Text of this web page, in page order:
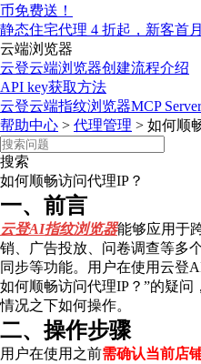
币免费送！
静态住宅代理 4 折起，新客首
云端浏览器
云登云端浏览器创建流程介绍
API key获取方法
云登云端指纹浏览器MCP Server
帮助中心 > 代理管理 > 如何顺
搜索
如何顺畅访问代理IP？
一、前言
云登AI指纹浏览器能够应用于
销、广告投放、问卷调查等多
同步等功能。用户在使用云登
如何顺畅访问代理IP？”的疑问
情况之下如何操作。
二、操作步骤
用户在使用之前需确认当前店